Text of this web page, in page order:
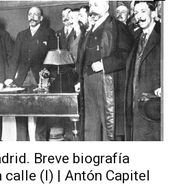
Breve biografía
calle (I) | Antón Capitel